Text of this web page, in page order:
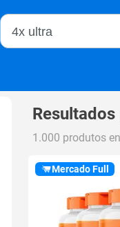
Buscar no Magalu
Resultados
1.000 produtos
Mercado Full